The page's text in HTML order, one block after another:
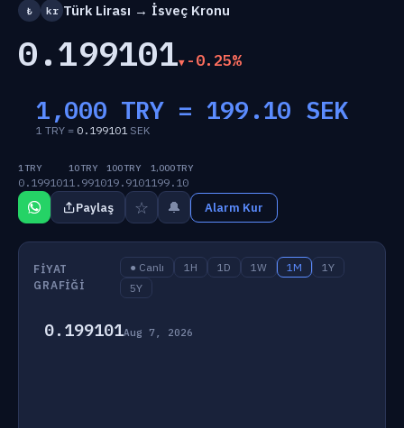
₺ kr Türk Lirası → İsveç Kronu
0.199101 -0.25%
1,000 TRY = 199.10 SEK
1 TRY = 0.199101SEK
1 TRY
0.199101
10 TRY
1.9910
100 TRY
19.9101
1,000 TRY
199.10
Paylaş ☆ 🔔 Alarm Kur
FIYAT
GRAFIĞI
● Canlı 1H 1D 1W 1M
1Y
5Y
0.199101Aug 7, 2026